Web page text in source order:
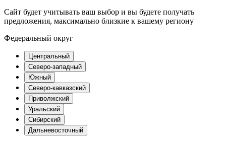
Сайт будет учитывать ваш выбор и вы будете получать
предложения, максимально близкие к вашему региону
Федеральный округ
Центральный
Северо-западный
Южный
Северо-кавказский
Приволжский
Уральский
Сибирский
Дальневосточный